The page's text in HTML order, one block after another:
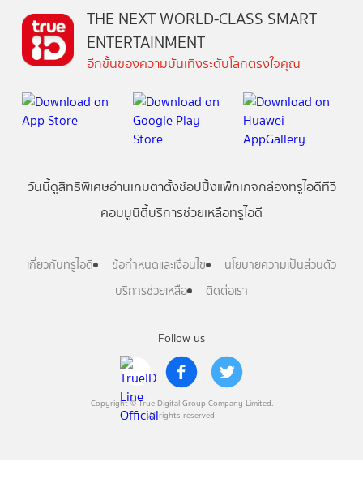
Follow us
Copyright © True Digital Group Company Limited.
All rights reserved
THE NEXT WORLD-CLASS SMART
ENTERTAINMENT
อีกขั้นของความบันเทิงระดับโลกตรงใจคุณ
วันนี้ดูสิทธิพิเศษอ่านเกมตาตั้งช้อปปิ้งแพ็กเกจกล่องทรูไอดีทีวี
คอมมูนิตี้บริการช่วยเหลือทรูไอดี
เกี่ยวกับทรูไอดี ข้อกำหนดและเงื่อนไข
นโยบายความเป็นส่วนตัว
บริการช่วยเหลือ
ติดต่อเรา